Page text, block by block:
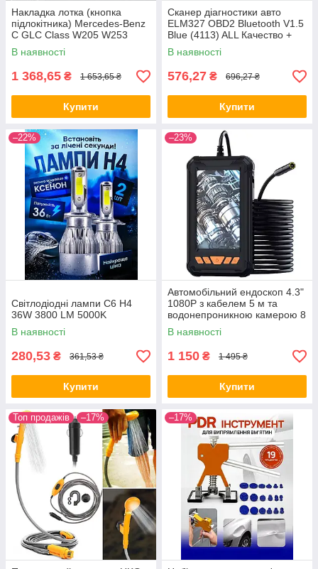
Накладка лотка (кнопка
підлокітника) Mercedes-Benz
C GLC Class W205 W253
(A2056803407) ALL Качество
+ 3584
В наявності
1 368,65 ₴ 1 653,65 ₴
Купити
Сканер діагностики авто
ELM327 OBD2 Bluetooth V1.5
Blue (4113) ALL Качество +
6143
В наявності
576,27 ₴ 696,27 ₴
Купити
–22%
Світлодіодні лампи C6 H4
36W 3800 LM 5000K
В наявності
280,53 ₴ 361,53 ₴
Купити
–23%
Автомобільний ендоскоп 4.3"
1080P з кабелем 5 м та
водонепроникною камерою 8
мм (10249)
В наявності
1 150 ₴ 1 495 ₴
Купити
Топ продажів –17% –17%